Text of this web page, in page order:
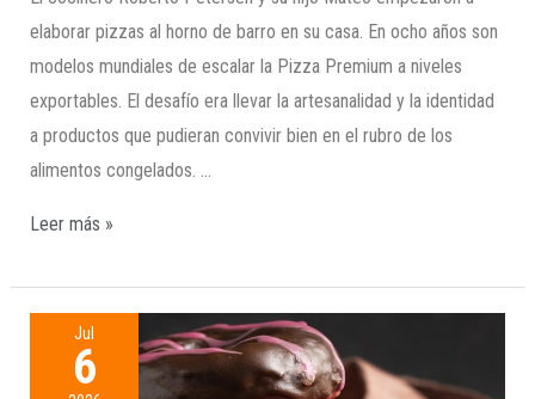
elaborar pizzas al horno de barro en su casa. En ocho años son
modelos mundiales de escalar la Pizza Premium a niveles
exportables. El desafío era llevar la artesanalidad y la identidad
a productos que pudieran convivir bien en el rubro de los
alimentos congelados. …
Leer más »
Jul
6